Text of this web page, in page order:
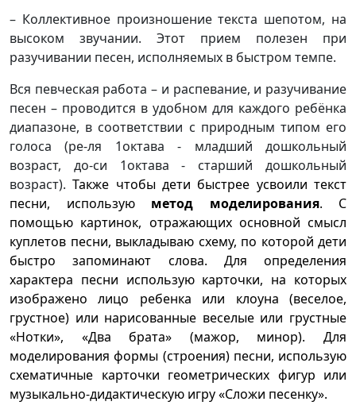
– Коллективное произношение текста шепотом, на
высоком звучании. Этот прием полезен при
разучивании песен, исполняемых в быстром темпе.
Вся певческая работа – и распевание, и разучивание
песен – проводится в удобном для каждого ребёнка
диапазоне, в соответствии с природным типом его
голоса (ре-ля 1октава - младший дошкольный
возраст, до-си 1октава - старший дошкольный
возраст). Также чтобы дети быстрее усвоили текст
песни, использую метод моделирования. С
помощью картинок, отражающих основной смысл
куплетов песни, выкладываю схему, по которой дети
быстро запоминают слова. Для определения
характера песни использую карточки, на которых
изображено лицо ребенка или клоуна (веселое,
грустное) или нарисованные веселые или грустные
«Нотки», «Два брата» (мажор, минор). Для
моделирования формы (строения) песни, использую
схематичные карточки геометрических фигур или
музыкально-дидактическую игру «Сложи песенку».